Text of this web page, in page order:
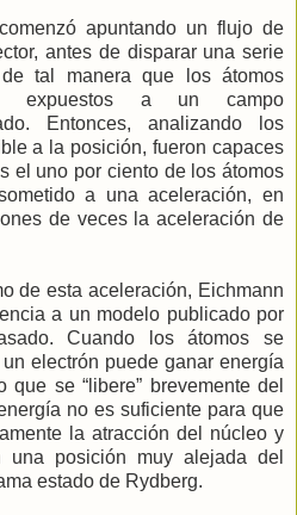
apuntando un flujo de
antes de disparar una serie
tal manera que los átomos
expuestos a un campo
Entonces, analizando los
a la posición, fueron capaces
el uno por ciento de los átomos
a una aceleración, en
de veces la aceleración de
de esta aceleración, Eichmann
a un modelo publicado por
Cuando los átomos se
electrón puede ganar energía
se “libere” brevemente del
no es suficiente para que
la atracción del núcleo y
una posición muy alejada del
estado de Rydberg.